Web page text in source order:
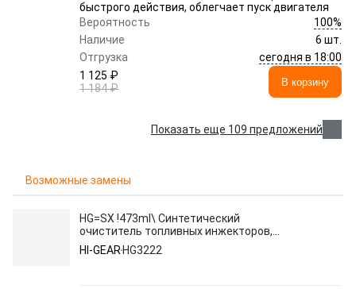
быстрого действия, облегчает пуск двигателя
Вероятность
100%
Наличие
6 шт.
Отгрузка
сегодня в 18:00
1 125 ₽
1 184 ₽
В корзину
Показать еще 109 предложений
Возможные замены
HG=SX !473ml\ Синтетический
очиститель топливных инжекторов,
очищает за одно применение
HI-GEAR HG3222